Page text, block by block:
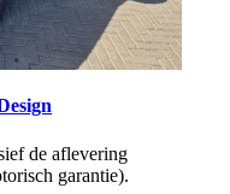
de aflevering
garantie).